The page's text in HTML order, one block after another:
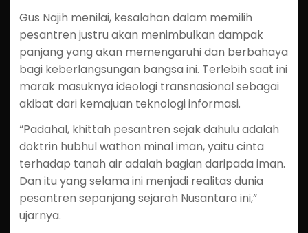
Gus Najih menilai, kesalahan dalam memilih
pesantren justru akan menimbulkan dampak
panjang yang akan memengaruhi dan berbahaya
bagi keberlangsungan bangsa ini. Terlebih saat ini
marak masuknya ideologi transnasional sebagai
akibat dari kemajuan teknologi informasi.
“Padahal, khittah pesantren sejak dahulu adalah
doktrin hubhul wathon minal iman, yaitu cinta
terhadap tanah air adalah bagian daripada iman.
Dan itu yang selama ini menjadi realitas dunia
pesantren sepanjang sejarah Nusantara ini,”
ujarnya.